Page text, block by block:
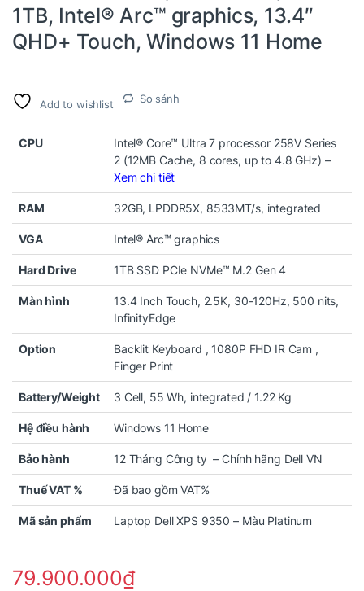
1TB, Intel® Arc™ graphics, 13.4″
QHD+ Touch, Windows 11 Home
Add to wishlist So sánh
CPU
Intel® Core™ Ultra 7 processor 258V Series
2 (12MB Cache, 8 cores, up to 4.8 GHz) –
Xem chi tiết
RAM 32GB, LPDDR5X, 8533MT/s, integrated
VGA Intel® Arc™ graphics
Hard Drive 1TB SSD PCIe NVMe™ M.2 Gen 4
Màn hình
13.4 Inch Touch, 2.5K, 30-120Hz, 500 nits,
InfinityEdge
Option
Backlit Keyboard , 1080P FHD IR Cam ,
Finger Print
Battery/Weight 3 Cell, 55 Wh, integrated / 1.22 Kg
Hệ điều hành Windows 11 Home
Bảo hành 12 Tháng Công ty – Chính hãng Dell VN
Thuế VAT % Đã bao gồm VAT%
Mã sản phẩm Laptop Dell XPS 9350 – Màu Platinum
79.900.000₫